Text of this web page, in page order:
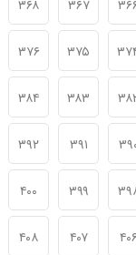
۳۶۷ ۳۶۸
۳۷۵ ۳۷۶
۳۸۳ ۳۸۴
۳۹۱ ۳۹۲
۳۹۹ ۴۰۰
۴۰۶ ۴۰۷ ۴۰۸